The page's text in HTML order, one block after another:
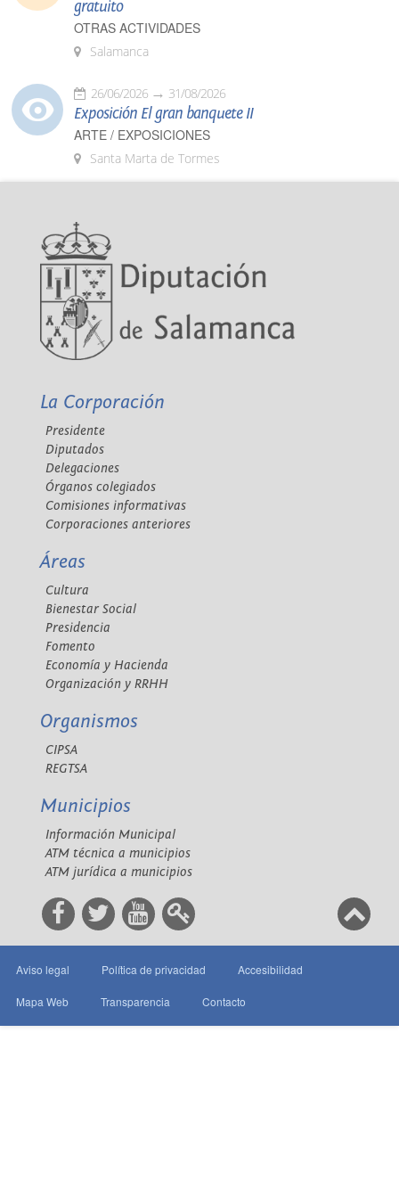
gratuito
OTRAS ACTIVIDADES
Salamanca
26/06/2026 31/08/2026
Exposición El gran banquete II
ARTE / EXPOSICIONES
Santa Marta de Tormes
La Corporación
Presidente
Diputados
Delegaciones
Órganos colegiados
Comisiones informativas
Corporaciones anteriores
Áreas
Cultura
Bienestar Social
Presidencia
Fomento
Economía y Hacienda
Organización y RRHH
Organismos
CIPSA
REGTSA
Municipios
Información Municipal
ATM técnica a municipios
ATM jurídica a municipios
Aviso legal Política de privacidad Accesibilidad
Mapa Web Transparencia Contacto